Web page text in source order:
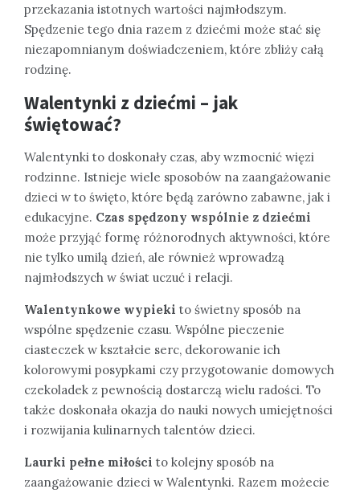
przekazania istotnych wartości najmłodszym.
Spędzenie tego dnia razem z dziećmi może stać się
niezapomnianym doświadczeniem, które zbliży całą
rodzinę.
Walentynki z dziećmi – jak
świętować?
Walentynki to doskonały czas, aby wzmocnić więzi
rodzinne. Istnieje wiele sposobów na zaangażowanie
dzieci w to święto, które będą zarówno zabawne, jak i
edukacyjne. Czas spędzony wspólnie z dziećmi
może przyjąć formę różnorodnych aktywności, które
nie tylko umilą dzień, ale również wprowadzą
najmłodszych w świat uczuć i relacji.
Walentynkowe wypieki to świetny sposób na
wspólne spędzenie czasu. Wspólne pieczenie
ciasteczek w kształcie serc, dekorowanie ich
kolorowymi posypkami czy przygotowanie domowych
czekoladek z pewnością dostarczą wielu radości. To
także doskonała okazja do nauki nowych umiejętności
i rozwijania kulinarnych talentów dzieci.
Laurki pełne miłości to kolejny sposób na
zaangażowanie dzieci w Walentynki. Razem możecie